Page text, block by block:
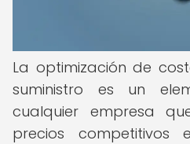
La optimización de
suministro es un
cualquier empresa
precios competitivos